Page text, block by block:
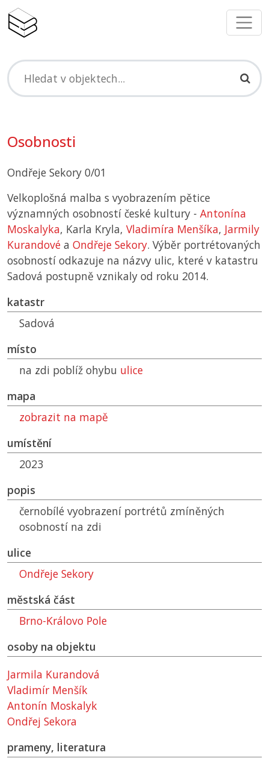
Osobnosti
Ondřeje Sekory 0/01
Velkoplošná malba s vyobrazením pětice
významných osobností české kultury - Antonína
Moskalyka, Karla Kryla, Vladimíra Menšíka, Jarmily
Kurandové a Ondřeje Sekory. Výběr portrétovaných
osobností odkazuje na názvy ulic, které v katastru
Sadová postupně vznikaly od roku 2014.
katastr
Sadová
místo
na zdi poblíž ohybu ulice
mapa
zobrazit na mapě
umístění
2023
popis
černobílé vyobrazení portrétů zmíněných
osobností na zdi
ulice
Ondřeje Sekory
městská část
Brno-Královo Pole
osoby na objektu
Jarmila Kurandová
Vladimír Menšík
Antonín Moskalyk
Ondřej Sekora
prameny, literatura